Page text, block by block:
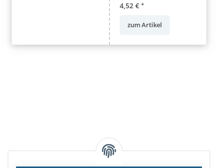
4,52 € *
zum Artikel